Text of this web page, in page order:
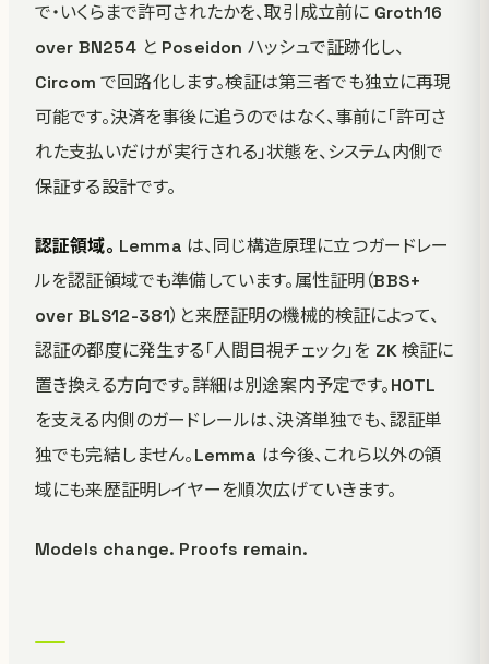
で・いくらまで許可されたかを、取引成立前に Groth16
over BN254 と Poseidon ハッシュで証跡化し、
Circom で回路化します。検証は第三者でも独立に再現
可能です。決済を事後に追うのではなく、事前に「許可さ
れた支払いだけが実行される」状態を、システム内側で
保証する設計です。
認証領域。 Lemma は、同じ構造原理に立つガードレー
ルを認証領域でも準備しています。属性証明（BBS+
over BLS12-381）と来歴証明の機械的検証によって、
認証の都度に発生する「人間目視チェック」を ZK 検証に
置き換える方向です。詳細は別途案内予定です。HOTL
を支える内側のガードレールは、決済単独でも、認証単
独でも完結しません。Lemma は今後、これら以外の領
域にも来歴証明レイヤーを順次広げていきます。
Models change. Proofs remain.